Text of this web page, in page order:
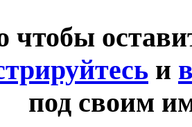
чтобы
и
под своим